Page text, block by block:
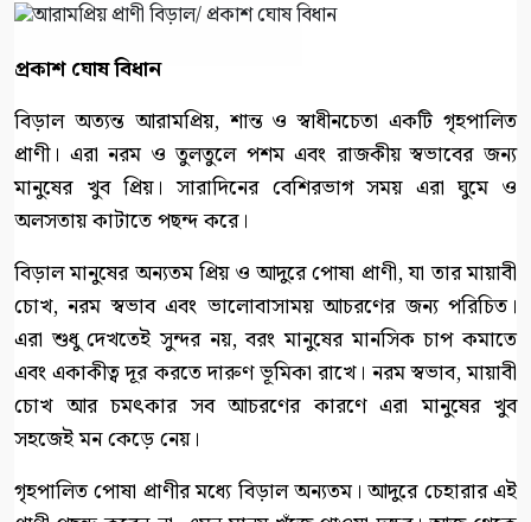
প্রকাশ ঘোষ বিধান
বিড়াল অত্যন্ত আরামপ্রিয়, শান্ত ও স্বাধীনচেতা একটি গৃহপালিত
প্রাণী। এরা নরম ও তুলতুলে পশম এবং রাজকীয় স্বভাবের জন্য
মানুষের খুব প্রিয়। সারাদিনের বেশিরভাগ সময় এরা ঘুমে ও
অলসতায় কাটাতে পছন্দ করে।
বিড়াল মানুষের অন্যতম প্রিয় ও আদুরে পোষা প্রাণী, যা তার মায়াবী
চোখ, নরম স্বভাব এবং ভালোবাসাময় আচরণের জন্য পরিচিত।
এরা শুধু দেখতেই সুন্দর নয়, বরং মানুষের মানসিক চাপ কমাতে
এবং একাকীত্ব দূর করতে দারুণ ভূমিকা রাখে। নরম স্বভাব, মায়াবী
চোখ আর চমৎকার সব আচরণের কারণে এরা মানুষের খুব
সহজেই মন কেড়ে নেয়।
গৃহপালিত পোষা প্রাণীর মধ্যে বিড়াল অন্যতম। আদুরে চেহারার এই